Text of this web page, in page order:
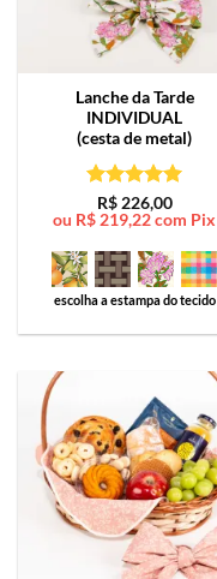
Lanche da Tarde
INDIVIDUAL
(cesta de metal)
Avaliação5
de 5
R$226,00
ou R$ 219,22com Pix
escolha a estampa do tecido